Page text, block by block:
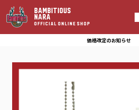
BAMBITIOUS
NARA
OFFICIAL ONLINE SHOP
価格改定のお知らせ